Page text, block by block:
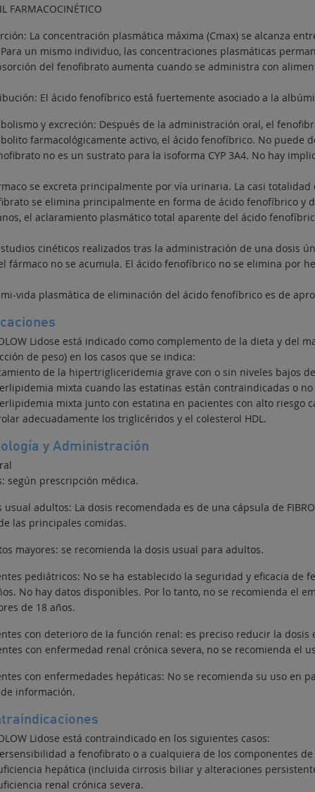
FARMACOCINÉTICO
La concentración plasmática máxima (Cmax) se alcanza
un mismo individuo, las concentraciones plasmáticas
del fenofibrato aumenta cuando se administra con
El ácido fenofíbrico está fuertemente asociado a la
y excreción: Después de la administración oral, el
farmacológicamente activo, el ácido fenofíbrico. No puede
no es un sustrato para la isoforma CYP 3A4. No hay
se excreta principalmente por vía urinaria. La casi
se elimina principalmente en forma de ácido fenofíbrico y
el aclaramiento plasmático total aparente del ácido
cinéticos realizados tras la administración de una dosis
fármaco no se acumula. El ácido fenofíbrico no se elimina por
vida plasmática de eliminación del ácido fenofíbrico es de
Lidose está indicado como complemento de la dieta y del
de peso) en los casos que se indica:
de la hipertrigliceridemia grave con o sin niveles bajos
mixta cuando las estatinas están contraindicadas o
mixta junto con estatina en pacientes con alto riesgo
adecuadamente los triglicéridos y el colesterol HDL.
y Administración
según prescripción médica.
usual adultos: La dosis recomendada es de una cápsula de
las principales comidas.
mayores: se recomienda la dosis usual para adultos.
pediátricos: No se ha establecido la seguridad y eficacia de
No hay datos disponibles. Por lo tanto, no se recomienda el
de 18 años.
con deterioro de la función renal: es preciso reducir la
con enfermedad renal crónica severa, no se recomienda el
con enfermedades hepáticas: No se recomienda su uso en
información.
Lidose está contraindicado en los siguientes casos:
a fenofibrato o a cualquiera de los componentes
hepática (incluida cirrosis biliar y alteraciones
renal crónica severa.